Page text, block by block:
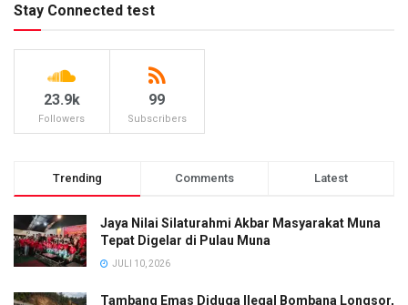
Stay Connected test
23.9k
Followers
99
Subscribers
Trending Comments Latest
Jaya Nilai Silaturahmi Akbar Masyarakat Muna
Tepat Digelar di Pulau Muna
JULI 10, 2026
Tambang Emas Diduga Ilegal Bombana Longsor,